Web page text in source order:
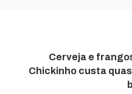
Cerveja e
Chickinho custa